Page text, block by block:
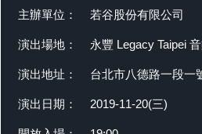
主辦單位： 若谷股份有限公司
演出場地： 永豐 Legacy Taipei
演出地址： 台北市八德路一段一
演出日期： 2019-11-20(三)